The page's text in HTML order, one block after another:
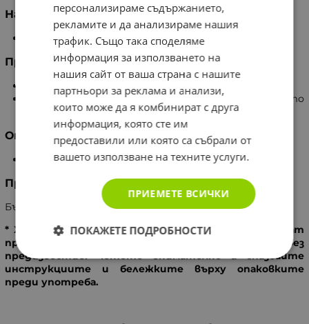
Начин на употреба
Приемайте 1 капсула дневно с вода.
Предупреждение
Продуктът не е заместител на разнообразното
хранене.
Опаковка
60 броя капсули
Производител
България, Биохерба Р ООД
* Характеристиките на продукта могат да бъдат
променени от производителя в кратки срокове и без
предизвестие. Четете внимателно и спазвайте
инструкциите и бележките върху опаковките
преди употреба.
персонализираме съдържанието,
рекламите и да анализираме нашия
трафик. Също така споделяме
информация за използването на
нашия сайт от ваша страна с нашите
партньори за реклама и анализи,
които може да я комбинират с друга
информация, която сте им
предоставили или която са събрали от
вашето използване на техните услуги.
ПРИЕМЕТЕ ВСИЧКИ
ПОКАЖЕТЕ ПОДРОБНОСТИ